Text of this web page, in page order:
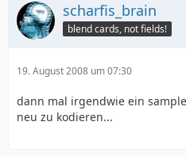
scharfis_brain
blend cards, not fields!
19. August 2008 um 07:30
dann mal irgendwie ein
neu zu kodieren...